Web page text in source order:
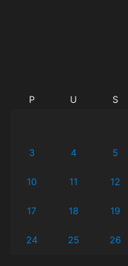
P U S
3 4 5
10 11 12
17 18 19
24 25 26